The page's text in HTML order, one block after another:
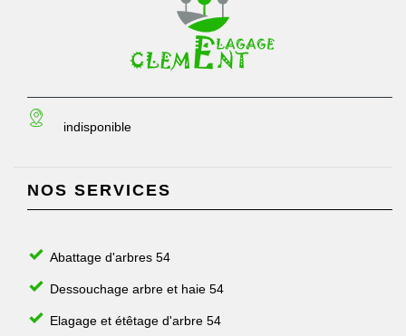
indisponible
NOS SERVICES
Abattage d'arbres 54
Dessouchage arbre et haie 54
Elagage et étêtage d'arbre 54